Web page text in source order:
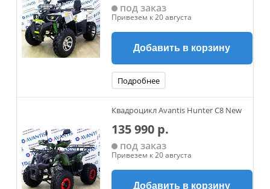
под заказ
Привезем к 20 августа
Добавить в корзину
Подробнее
Квадроцикл Avantis Hunter C8 New
135 990 р.
под заказ
Привезем к 20 августа
Добавить в корзину